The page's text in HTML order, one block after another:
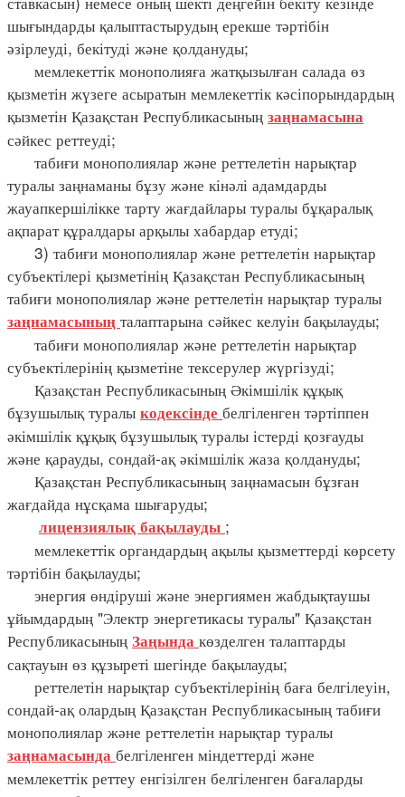
шығындарды қалыптастырудың ерекше тәртібін
әзірлеуді, бекітуді және қолдануды;
мемлекеттік монополияға жатқызылған салада өз
қызметін жүзеге асыратын мемлекеттік кәсіпорындардың
қызметін Қазақстан Республикасының заңнамасына
сәйкес реттеуді;
табиғи монополиялар және реттелетін нарықтар
туралы заңнаманы бұзу және кінәлі адамдарды
жауапкершілікке тарту жағдайлары туралы бұқаралық
ақпарат құралдары арқылы хабардар етуді;
3) табиғи монополиялар және реттелетін нарықтар
субъектілері қызметінің Қазақстан Республикасының
табиғи монополиялар және реттелетін нарықтар туралы
заңнамасының талаптарына сәйкес келуін бақылауды;
табиғи монополиялар және реттелетін нарықтар
субъектілерінің қызметіне тексерулер жүргізуді;
Қазақстан Республикасының Әкімшілік құқық
бұзушылық туралы кодексінде белгіленген тәртіппен
әкімшілік құқық бұзушылық туралы істерді қозғауды
және қарауды, сондай-ақ әкімшілік жаза қолдануды;
Қазақстан Республикасының заңнамасын бұзған
жағдайда нұсқама шығаруды;
лицензиялық бақылауды ;
мемлекеттік органдардың ақылы қызметтерді көрсету
тәртібін бақылауды;
энергия өндіруші және энергиямен жабдықтаушы
ұйымдардың "Электр энергетикасы туралы" Қазақстан
Республикасының Заңында көзделген талаптарды
сақтауын өз құзыреті шегінде бақылауды;
реттелетін нарықтар субъектілерінің баға белгілеуін,
сондай-ақ олардың Қазақстан Республикасының табиғи
монополиялар және реттелетін нарықтар туралы
заңнамасында белгіленген міндеттерді және
мемлекеттік реттеу енгізілген белгіленген бағаларды